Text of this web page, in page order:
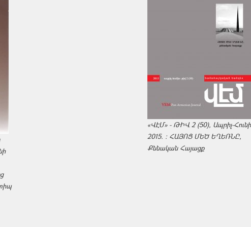
«ՎԷՄ» - ԹԻՎ 2 (50), Ապրիլ-
2015. : ՀԱՅՈՑ ՄԵԾ ԵՂԵՌՆԸ,
Քննական Հայացք